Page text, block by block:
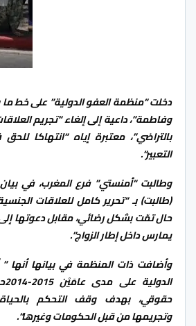
دخلت “منظمة العفو الدولية” على خط
وفاطمة”، داعية إلى إلغاء “تجريم
بالتراضي”، معتبرة إياه “انتهاكا
التعبير“.
وطالبت “أمنستي” فرع المغرب، في
(طالبت) بـ “تحرير كامل للعلاقات
حال تمّت بشكل رضائي، مقابل دعوتها
يمارس داخل إطار الزواج”
.
وأضافت ذات المنظمة في بيانها أنها
حقوقي، بهدف وقف التحكم بالحياة
وتجريمها من قبل الحكومات وغيرها“.